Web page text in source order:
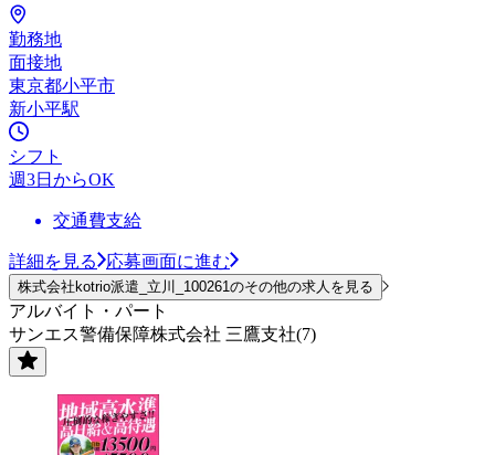
勤務地
面接地
東京都小平市
新小平駅
シフト
週3日からOK
交通費支給
詳細を見る 応募画面に進む
株式会社kotrio派遣_立川_100261のその他の求人を見る
アルバイト・パート
サンエス警備保障株式会社 三鷹支社(7)